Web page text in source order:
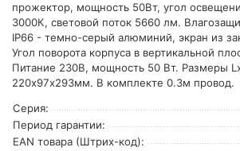
прожектор, мощность 50Вт, угол
3000К, световой поток 5660 лм.
IP66 - темно-серый алюминий, экран из
Угол поворота корпуса в вертикальной
Питание 230В, мощность 50 Вт. Размеры
220х97х293мм. В комплекте 0.3м провод.
Серия:
Период гарантии:
EAN товара (Штрих-код):